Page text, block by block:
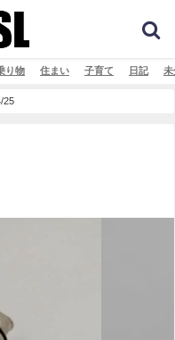
り物 住まい 子育て 日記 未
25